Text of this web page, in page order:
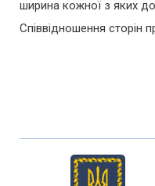
ширина кожної з яких
Співвідношення сторін